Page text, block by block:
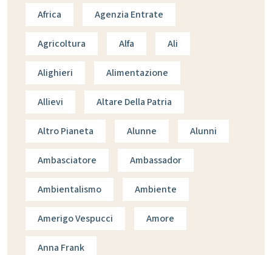
Africa Agenzia Entrate
Agricoltura Alfa Ali
Alighieri Alimentazione
Allievi Altare Della Patria
Altro Pianeta Alunne Alunni
Ambasciatore Ambassador
Ambientalismo Ambiente
Amerigo Vespucci Amore
Anna Frank